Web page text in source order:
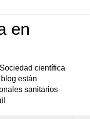
en
científica
están
sanitarios